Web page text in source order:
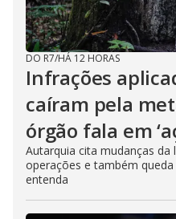
DO R7/HÁ 12 HORAS
Infrações
caíram pela
órgão fala em
Autarquia cita mudanças da
operações e também
entenda